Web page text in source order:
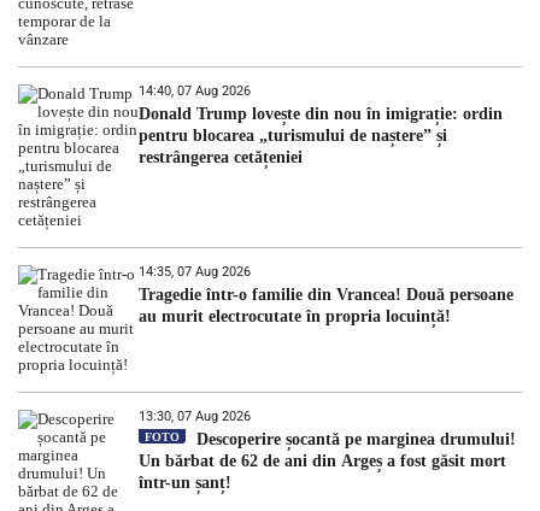
14:40, 07 Aug 2026
Donald Trump lovește din nou în imigrație: ordin
pentru blocarea „turismului de naștere” și
restrângerea cetățeniei
14:35, 07 Aug 2026
Tragedie într-o familie din Vrancea! Două persoane
au murit electrocutate în propria locuință!
13:30, 07 Aug 2026
FOTO
Descoperire șocantă pe marginea drumului!
Un bărbat de 62 de ani din Argeș a fost găsit mort
într-un șanț!